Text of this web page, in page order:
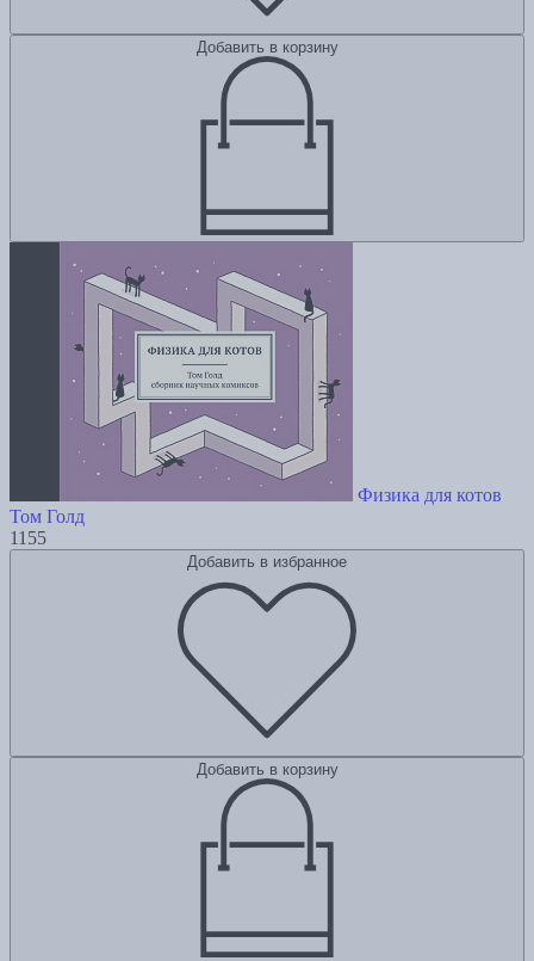
Добавить в корзину
Физика для котов
Том Голд
1155
Добавить в избранное
Добавить в корзину